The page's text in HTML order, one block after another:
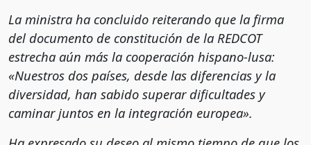
La ministra ha concluido reiterando que la firma
del documento de constitución de la REDCOT
estrecha aún más la cooperación hispano-lusa:
«Nuestros dos países, desde las diferencias y la
diversidad, han sabido superar dificultades y
caminar juntos en la integración europea».